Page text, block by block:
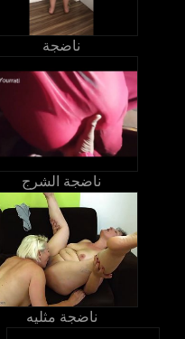
ناضجة
ناضجة الشرج
ناضجة مثليه